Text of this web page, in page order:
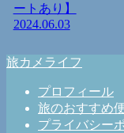
ートあり】
2024.06.03
旅カメライフ
プロフィール
旅のおすすめ
プライバシー